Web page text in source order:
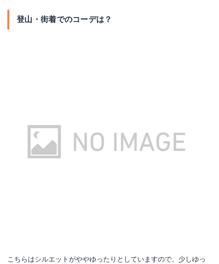
登山・街着でのコーデは？
こちらはシルエットがややゆったりとしていますので、少しゆっ